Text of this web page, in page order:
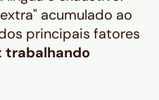
acumulado ao
principais fatores
trabalhando